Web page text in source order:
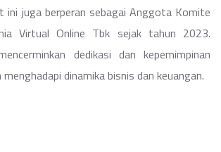
ini juga berperan sebagai Anggota Komite
Virtual Online Tbk sejak tahun 2023.
dedikasi dan kepemimpinan
dinamika bisnis dan keuangan.